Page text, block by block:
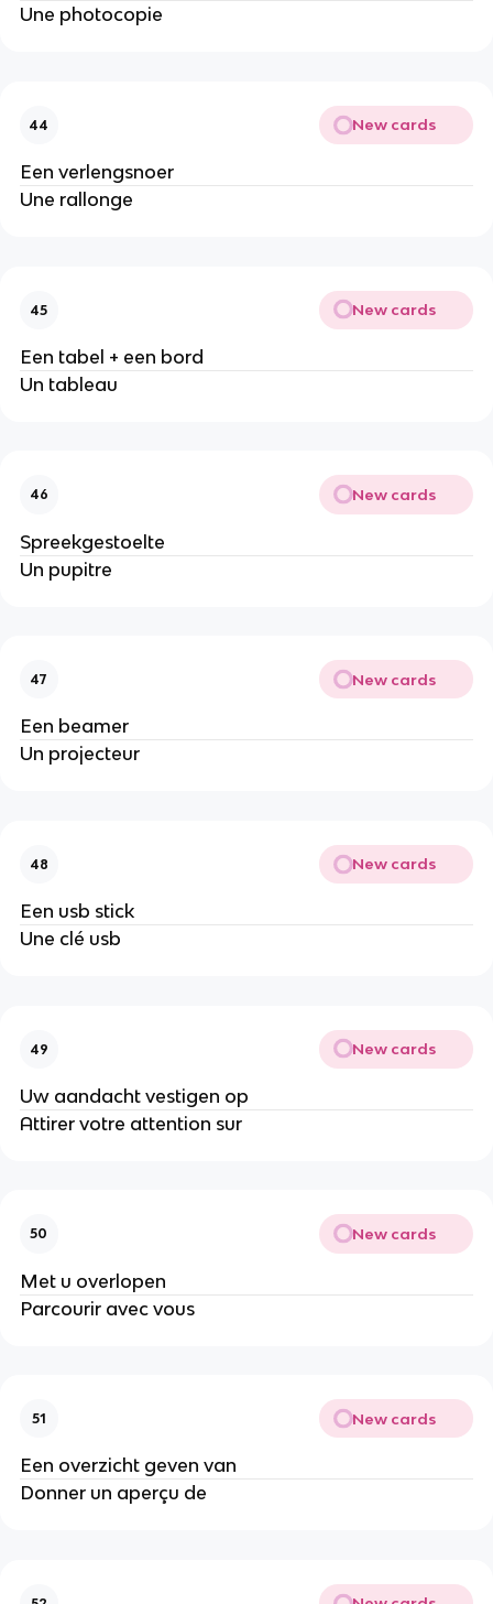
Une photocopie
44 New cards
Een verlengsnoer
Une rallonge
45 New cards
Een tabel + een bord
Un tableau
46 New cards
Spreekgestoelte
Un pupitre
47 New cards
Een beamer
Un projecteur
48 New cards
Een usb stick
Une clé usb
49 New cards
Uw aandacht vestigen op
Attirer votre attention sur
50 New cards
Met u overlopen
Parcourir avec vous
51 New cards
Een overzicht geven van
Donner un aperçu de